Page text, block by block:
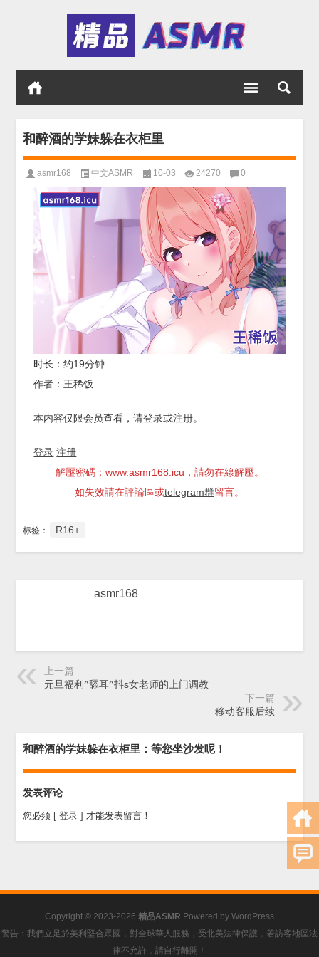
和醉酒的学妹躲在衣柜里
asmr168 中文ASMR 10-03 24270 0
时长：约19分钟
作者：王稀饭
本内容仅限会员查看，请登录或注册。
登录 注册
解壓密碼：www.asmr168.icu，請勿在線解壓。
如失效請在評論區或telegram群留言。
标签： R16+
asmr168
上一篇
元旦福利^舔耳^抖s女老师的上门调教
下一篇
移动客服后续
和醉酒的学妹躲在衣柜里：等您坐沙发呢！
发表评论
您必须 [ 登录 ] 才能发表留言！
Copyright © 2023-2026 精品ASMR Powered by WordPress
警告：我們立足於美利堅合眾國，對全球華人服務，受北美法律保護，若訪客地區法
律不允許，請自行離開！